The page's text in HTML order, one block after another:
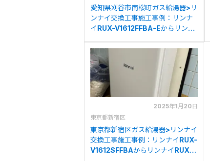
愛知県刈谷市南桜町ガス給湯器>リ
ンナイ交換工事施工事例：リンナ
イRUX-V1612FFBA-Eからリンナ
換
2025年1月20日
東京都新宿区
東京都新宿区ガス給湯器>リンナイ
交換工事施工事例：リンナイRUX-
V1612SFFBAからリンナイRUX-